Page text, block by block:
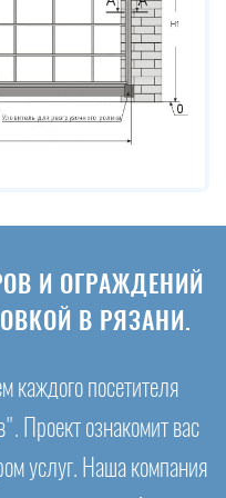
И ОГРАЖДЕНИЙ
В РЯЗАНИ.
каждого посетителя
Проект ознакомит вас
услуг. Наша компания